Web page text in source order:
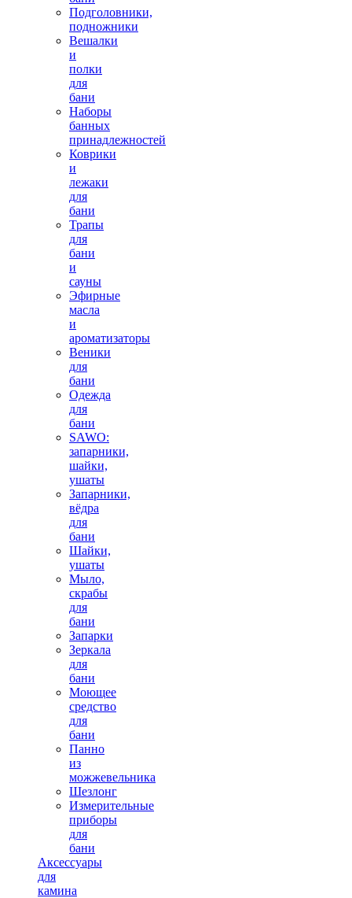
Подголовники,
подножники
Вешалки
и
полки
для
бани
Наборы
банных
принадлежностей
Коврики
и
лежаки
для
бани
Трапы
для
бани
и
сауны
Эфирные
масла
и
ароматизаторы
Веники
для
бани
Одежда
для
бани
SAWO:
запарники,
шайки,
ушаты
Запарники,
вёдра
для
бани
Шайки,
ушаты
Мыло,
скрабы
для
бани
Запарки
Зеркала
для
бани
Моющее
средство
для
бани
Панно
из
можжевельника
Шезлонг
Измерительные
приборы
для
бани
Аксессуары
для
камина